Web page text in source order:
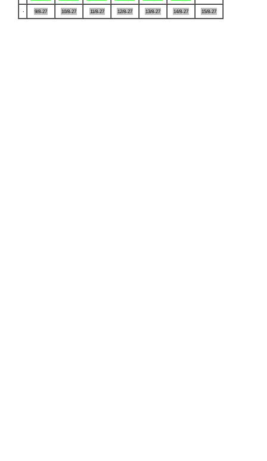
9/8-27 10/8-27 11/8-27 12/8-27 13/8-27 14/8-27 15/8-27